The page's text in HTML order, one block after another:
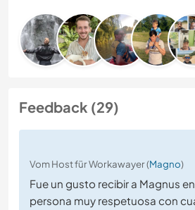
Feedback (29)
Vom Host für Workawayer (Magno)
Fue un gusto recibir a Magnus
persona muy respetuosa con